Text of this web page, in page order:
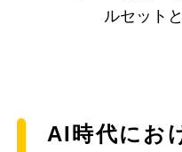
ルセット
AI時代にお